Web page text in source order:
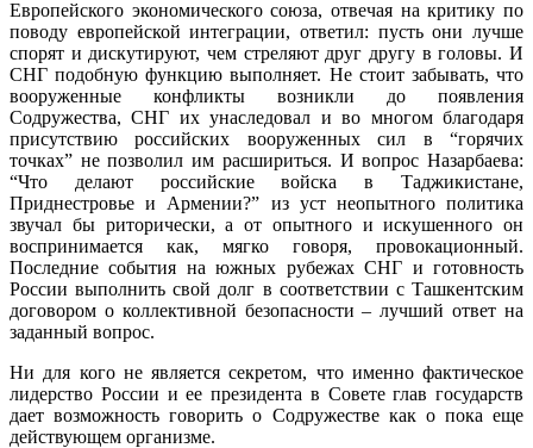
Европейского экономического союза, отвечая на критику по
поводу европейской интеграции, ответил: пусть они лучше
спорят и дискутируют, чем стреляют друг другу в головы. И
СНГ подобную функцию выполняет. Не стоит забывать, что
вооруженные конфликты возникли до появления
Содружества, СНГ их унаследовал и во многом благодаря
присутствию российских вооруженных сил в “горячих
точках” не позволил им расшириться. И вопрос Назарбаева:
“Что делают российские войска в Таджикистане,
Приднестровье и Армении?” из уст неопытного политика
звучал бы риторически, а от опытного и искушенного он
воспринимается как, мягко говоря, провокационный.
Последние события на южных рубежах СНГ и готовность
России выполнить свой долг в соответствии с Ташкентским
договором о коллективной безопасности – лучший ответ на
заданный вопрос.
Ни для кого не является секретом, что именно фактическое
лидерство России и ее президента в Совете глав государств
дает возможность говорить о Содружестве как о пока еще
действующем организме.